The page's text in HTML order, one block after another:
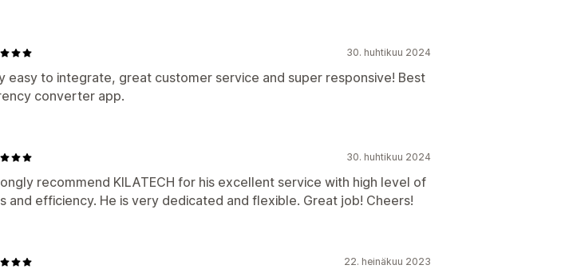
30. huhtikuu 2024
easy to integrate, great customer service and super responsive! Best
converter app.
30. huhtikuu 2024
recommend KILATECH for his excellent service with high level of
and efficiency. He is very dedicated and flexible. Great job! Cheers!
22. heinäkuu 2023